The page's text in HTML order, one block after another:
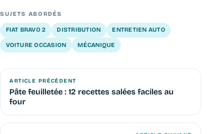
SUJETS ABORDÉS
FIAT BRAVO 2 DISTRIBUTION ENTRETIEN AUTO
VOITURE OCCASION MÉCANIQUE
ARTICLE PRÉCÉDENT
Pâte feuilletée : 12 recettes salées faciles au
four